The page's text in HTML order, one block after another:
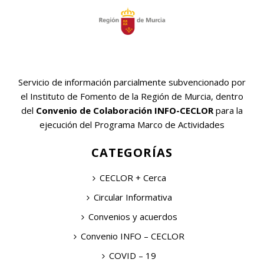
Servicio de información parcialmente subvencionado por
el Instituto de Fomento de la Región de Murcia, dentro
del Convenio de Colaboración INFO-CECLOR para la
ejecución del Programa Marco de Actividades
CATEGORÍAS
CECLOR + Cerca
Circular Informativa
Convenios y acuerdos
Convenio INFO – CECLOR
COVID – 19